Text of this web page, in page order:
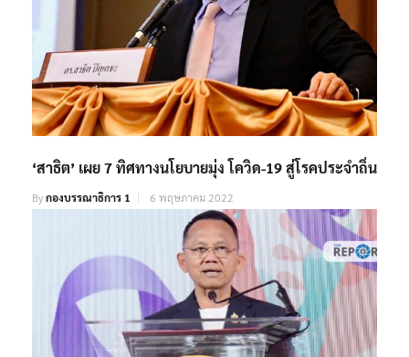
‘สาธิต’ เผย 7 ทิศทางนโยบายมุ่ง โควิด-19 สู่โรคประจำถิ่น
Byกองบรรณาธิการ 1 6 พฤษภาคม 2022